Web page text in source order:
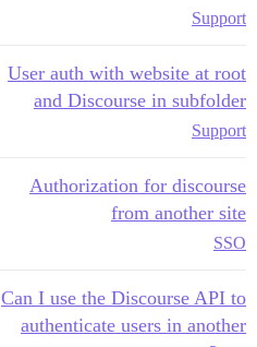
Support
User auth with website at root
and Discourse in subfolder
Support
Authorization for discourse
from another site
SSO
Can I use the Discourse API to
authenticate users in another